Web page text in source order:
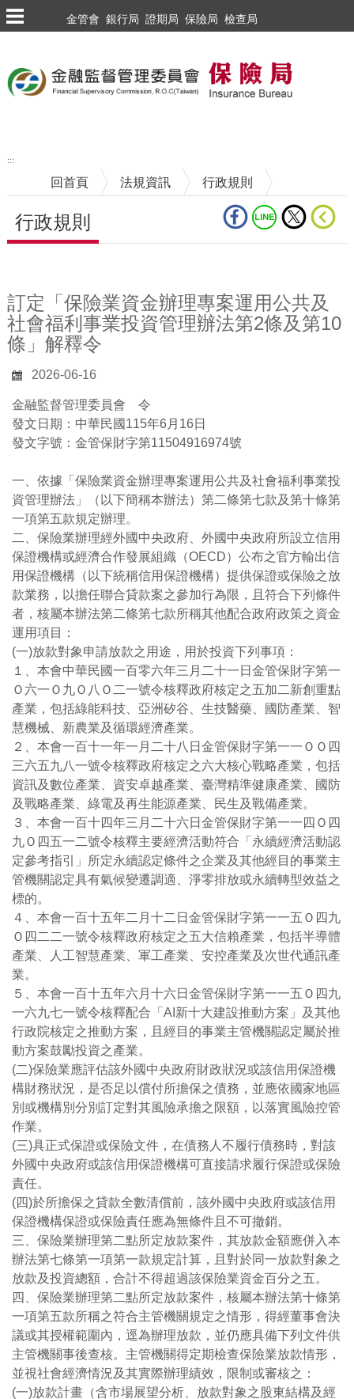
跳到主要內容區塊
金管會 銀行局 證期局 保險局 檢查局
:::
回首頁 法規資訊 行政規則
行政規則
訂定「保險業資金辦理專案運用公共及
社會福利事業投資管理辦法第2條及第10
條」解釋令
2026-06-16
金融監督管理委員會 令
發文日期：中華民國115年6月16日
發文字號：金管保財字第11504916974號
一、依據「保險業資金辦理專案運用公共及社會福利事業投
資管理辦法」（以下簡稱本辦法）第二條第七款及第十條第
一項第五款規定辦理。
二、保險業辦理經外國中央政府、外國中央政府所設立信用
保證機構或經濟合作發展組織（OECD）公布之官方輸出信
用保證機構（以下統稱信用保證機構）提供保證或保險之放
款業務，以擔任聯合貸款案之參加行為限，且符合下列條件
者，核屬本辦法第二條第七款所稱其他配合政府政策之資金
運用項目：
(一)放款對象申請放款之用途，用於投資下列事項：
１、本會中華民國一百零六年三月二十一日金管保財字第一
Ｏ六一Ｏ九Ｏ八Ｏ二一號令核釋政府核定之五加二新創重點
產業，包括綠能科技、亞洲矽谷、生技醫藥、國防產業、智
慧機械、新農業及循環經濟產業。
２、本會一百十一年一月二十八日金管保財字第一一ＯＯ四
三六五九八一號令核釋政府核定之六大核心戰略產業，包括
資訊及數位產業、資安卓越產業、臺灣精準健康產業、國防
及戰略產業、綠電及再生能源產業、民生及戰備產業。
３、本會一百十四年三月二十六日金管保財字第一一四Ｏ四
九Ｏ四五一二號令核釋主要經濟活動符合「永續經濟活動認
定參考指引」所定永續認定條件之企業及其他經目的事業主
管機關認定具有氣候變遷調適、淨零排放或永續轉型效益之
標的。
４、本會一百十五年二月十二日金管保財字第一一五Ｏ四九
Ｏ四二二一號令核釋政府核定之五大信賴產業，包括半導體
產業、人工智慧產業、軍工產業、安控產業及次世代通訊產
業。
５、本會一百十五年六月十六日金管保財字第一一五Ｏ四九
一六九七一號令核釋配合「AI新十大建設推動方案」及其他
行政院核定之推動方案，且經目的事業主管機關認定屬於推
動方案鼓勵投資之產業。
(二)保險業應評估該外國中央政府財政狀況或該信用保證機
構財務狀況，是否足以償付所擔保之債務，並應依國家地區
別或機構別分別訂定對其風險承擔之限額，以落實風險控管
作業。
(三)具正式保證或保險文件，在債務人不履行債務時，對該
外國中央政府或該信用保證機構可直接請求履行保證或保險
責任。
(四)於所擔保之貸款全數清償前，該外國中央政府或該信用
保證機構保證或保險責任應為無條件且不可撤銷。
三、保險業辦理第二點所定放款案件，其放款金額應併入本
辦法第七條第一項第一款規定計算，且對於同一放款對象之
放款及投資總額，合計不得超過該保險業資金百分之五。
四、保險業辦理第二點所定放款案件，核屬本辦法第十條第
一項第五款所稱之符合主管機關規定之情形，得經董事會決
議或其授權範圍內，逕為辦理放款，並仍應具備下列文件供
主管機關事後查核。主管機關得定期檢查保險業放款情形，
並視社會經濟情況及其實際辦理績效，限制或審核之：
(一)放款計畫（含市場展望分析、放款對象之股東結構及經